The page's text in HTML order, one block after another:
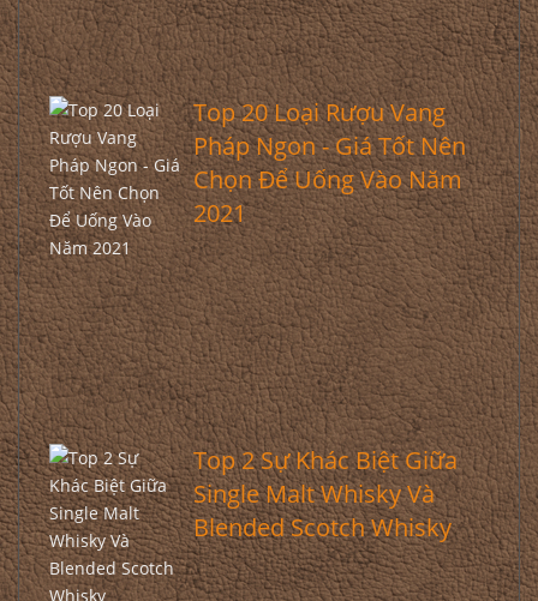
Top 20 Loại Rượu Vang
Pháp Ngon - Giá Tốt Nên
Chọn Để Uống Vào Năm
2021
Top 2 Sự Khác Biệt Giữa
Single Malt Whisky Và
Blended Scotch Whisky